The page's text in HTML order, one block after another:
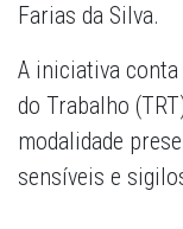
Farias da Silva.
A iniciativa
do Trabalho
modalidade
sensíveis e